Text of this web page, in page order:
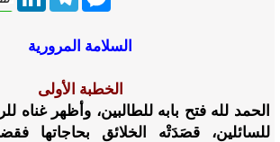
السلامة المرورية
الخطبة الأولى
الحمد لله فتح بابه للطالبين، وأظهر غناه
للسائلين، قصَدَتْه الخلائق بحاجاتها